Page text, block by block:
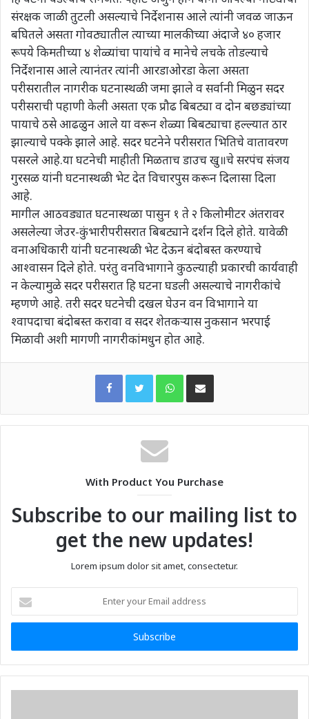
संरक्षक जाळी तुटली असल्याचे निर्देशनास आले त्यांनी जवळ जाऊन
बघितले असता गोवठ्यातील त्याच्या मालकीच्या अंदाजे ४० हजार
रूपये किमतीच्या ४ शेळ्यांचा पायांचे व मानेचे लचके तोडल्याचे
निर्देशनास आले त्यानंतर त्यांनी आरडाओरडा केला असता
परीसरातील नागरीक घटनास्थळी जमा झाले व सर्वानी मिळुन सदर
परीसराची पहाणी केली असता एक प्रौढ बिबट्या व दोन बछड्यांच्या
पायाचे ठसे आढळुन आले या वरून शेळ्या बिबट्याचा हल्ल्यात ठार
झाल्याचे पक्के झाले आहे. सदर घटनेने परीसरात भितिचे वातावरण
पसरले आहे.या घटनेची माहीती मिळताच डाउच खु॥चे सरपंच संजय
गुरसळ यांनी घटनास्थळी भेट देत विचारपुस करून दिलासा दिला
आहे.
मागील आठवड्यात घटनास्थळा पासुन १ ते २ किलोमीटर अंतरावर
असलेल्या जेउर-कुंभारीपरीसरात बिबट्याने दर्शन दिले होते. यावेळी
वनाअधिकारी यांनी घटनास्थळी भेट देऊन बंदोबस्त करण्याचे
आश्वासन दिले होते. परंतु वनविभागाने कुठल्याही प्रकारची कार्यवाही
न केल्यामुळे सदर परीसरात हि घटना घडली असल्याचे नागरीकांचे
म्हणणे आहे. तरी सदर घटनेची दखल घेउन वन विभागाने या
श्वापदाचा बंदोबस्त करावा व सदर शेतकऱ्यास नुकसान भरपाई
मिळावी अशी मागणी नागरीकांमधुन होत आहे.
WhatsAppShare via Email
With Product You Purchase
Subscribe to our mailing list to
get the new updates!
Lorem ipsum dolor sit amet, consectetur.
your
Email